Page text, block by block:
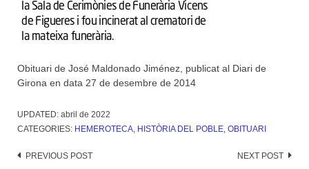
Obituari de José Maldonado Jiménez, publicat al Diari de
Girona en data 27 de desembre de 2014
UPDATED: abril de 2022
CATEGORIES: HEMEROTECA, HISTÒRIA DEL POBLE, OBITUARI
Post
PREVIOUS POST NEXT POST